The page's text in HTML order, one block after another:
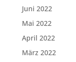
Juni 2022
Mai 2022
April 2022
März 2022